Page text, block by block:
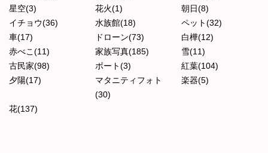
星空(3)
花火(1)
朝日(8)
イチョウ(36)
水族館(18)
ペット(32)
車(17)
ドローン(73)
白樺(12)
赤べこ(11)
家族写真(185)
雪(11)
古民家(98)
ボート(3)
紅葉(104)
夕陽(17)
マタニティフォト
(30)
楽器(5)
花(137)